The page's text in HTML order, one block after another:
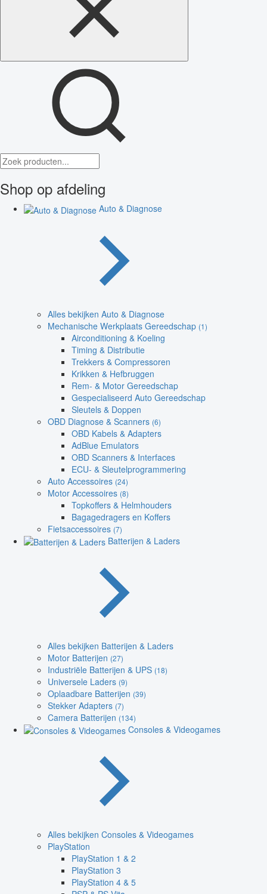
Shop op afdeling
Auto & Diagnose
Alles bekijken Auto & Diagnose
Mechanische Werkplaats Gereedschap (1)
Airconditioning & Koeling
Timing & Distributie
Trekkers & Compressoren
Krikken & Hefbruggen
Rem- & Motor Gereedschap
Gespecialiseerd Auto Gereedschap
Sleutels & Doppen
OBD Diagnose & Scanners (6)
OBD Kabels & Adapters
AdBlue Emulators
OBD Scanners & Interfaces
ECU- & Sleutelprogrammering
Auto Accessoires (24)
Motor Accessoires (8)
Topkoffers & Helmhouders
Bagagedragers en Koffers
Fietsaccessoires (7)
Batterijen & Laders
Alles bekijken Batterijen & Laders
Motor Batterijen (27)
Industriële Batterijen & UPS (18)
Universele Laders (9)
Oplaadbare Batterijen (39)
Stekker Adapters (7)
Camera Batterijen (134)
Consoles & Videogames
Alles bekijken Consoles & Videogames
PlayStation
PlayStation 1 & 2
PlayStation 3
PlayStation 4 & 5